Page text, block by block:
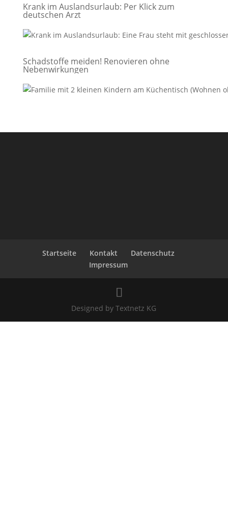
Krank im Auslandsurlaub: Per Klick zum
deutschen Arzt
Schadstoffe meiden! Renovieren ohne
Nebenwirkungen
Startseite Kontakt
Datenschutz
Impressum
Designed by Textnetz KG